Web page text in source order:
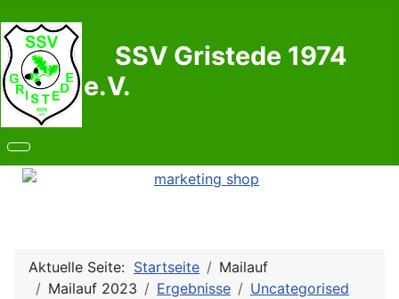
SSV Gristede 1974
e.V.
Aktuelle Seite: Startseite
Mailauf
Mailauf 2023
Ergebnisse
Uncategorised